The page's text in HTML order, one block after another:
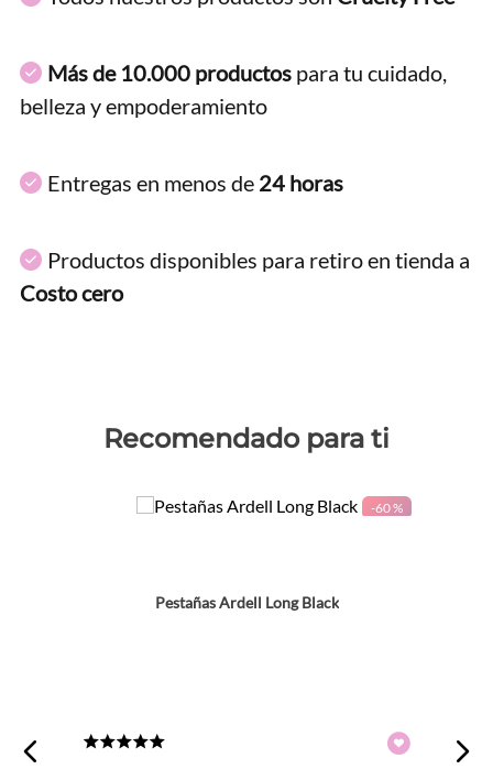
Más de 10.000 productos para tu cuidado,
belleza y empoderamiento
Entregas en menos de 24 horas
Productos disponibles para retiro en tienda a
Costo cero
Recomendado para ti
-60 %
Pestañas Ardell Long Black